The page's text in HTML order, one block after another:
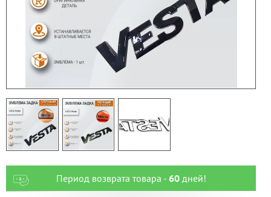
Период возврата товара - 60дней!